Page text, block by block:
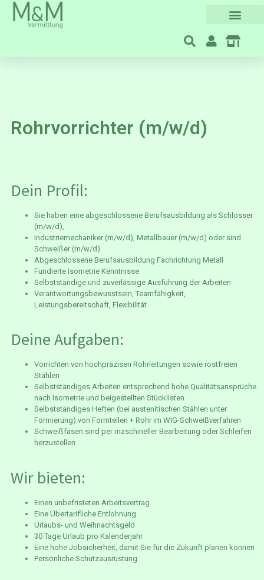
Rohrvorrichter (m/w/d)
Dein Profil:
Sie haben eine abgeschlossene Berufsausbildung als Schlosser
(m/w/d),
Industriemechaniker (m/w/d), Metallbauer (m/w/d) oder sind
Schweißer (m/w/d)
Abgeschlossene Berufsausbildung Fachrichtung Metall
Fundierte Isometrie Kenntnisse
Selbstständige und zuverlässige Ausführung der Arbeiten
Verantwortungsbewusstsein, Teamfähigkeit,
Leistungsbereitschaft, Flexibilität
Deine Aufgaben:
Vorrichten von hochpräzisen Rohrleitungen sowie rostfreien
Stählen
Selbstständiges Arbeiten entsprechend hohe Qualitätsansprüche
nach Isometrie und beigestellten Stücklisten
Selbstständiges Heften (bei austenitischen Stählen unter
Formierung) von Formteilen + Rohr im WIG-Schweißverfahren
Schweißfasen sind per maschineller Bearbeitung oder Schleifen
herzustellen
Wir bieten:
Einen unbefristeten Arbeitsvertrag
Eine Übertarifliche Entlohnung
Urlaubs- und Weihnachtsgeld
30 Tage Urlaub pro Kalenderjahr
Eine hohe Jobsicherheit, damit Sie für die Zukunft planen können
Persönliche Schutzausrüstung